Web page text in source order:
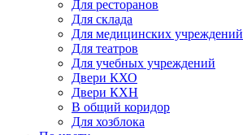
Для ресторанов
Для склада
Для медицинских учреждений
Для театров
Для учебных учреждений
Двери КХО
Двери КХН
В общий коридор
Для хозблока